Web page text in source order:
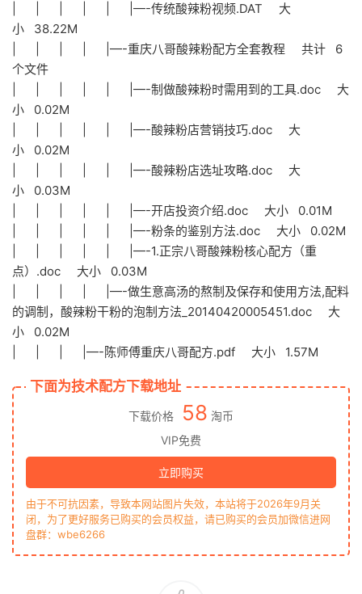
| | | | | |—-传统酸辣粉视频.DAT 大
小 38.22M
| | | | |—-重庆八哥酸辣粉配方全套教程 共计 6
个文件
| | | | | |—-制做酸辣粉时需用到的工具.doc 大
小 0.02M
| | | | | |—-酸辣粉店营销技巧.doc 大
小 0.02M
| | | | | |—-酸辣粉店选址攻略.doc 大
小 0.03M
| | | | | |—-开店投资介绍.doc 大小 0.01M
| | | | | |—-粉条的鉴别方法.doc 大小 0.02M
| | | | | |—-1.正宗八哥酸辣粉核心配方（重
点）.doc 大小 0.03M
| | | | |—-做生意高汤的熬制及保存和使用方法,配料
的调制，酸辣粉干粉的泡制方法_20140420005451.doc 大
小 0.02M
| | | |—-陈师傅重庆八哥配方.pdf 大小 1.57M
下面为技术配方下载地址
下载价格 58 淘币
VIP免费
立即购买
由于不可抗因素，导致本网站图片失效，本站将于2026年9月关
闭，为了更好服务已购买的会员权益，请已购买的会员加微信进网
盘群：wbe6266